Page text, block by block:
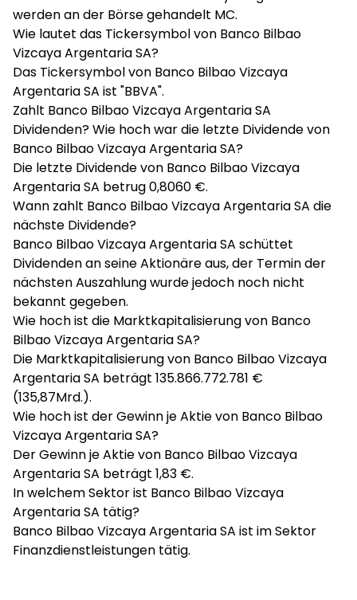
werden an der Börse gehandelt MC.
Wie lautet das Tickersymbol von Banco Bilbao
Vizcaya Argentaria SA?
Das Tickersymbol von Banco Bilbao Vizcaya
Argentaria SA ist "BBVA".
Zahlt Banco Bilbao Vizcaya Argentaria SA
Dividenden? Wie hoch war die letzte Dividende von
Banco Bilbao Vizcaya Argentaria SA?
Die letzte Dividende von Banco Bilbao Vizcaya
Argentaria SA betrug 0,8060 €.
Wann zahlt Banco Bilbao Vizcaya Argentaria SA die
nächste Dividende?
Banco Bilbao Vizcaya Argentaria SA schüttet
Dividenden an seine Aktionäre aus, der Termin der
nächsten Auszahlung wurde jedoch noch nicht
bekannt gegeben.
Wie hoch ist die Marktkapitalisierung von Banco
Bilbao Vizcaya Argentaria SA?
Die Marktkapitalisierung von Banco Bilbao Vizcaya
Argentaria SA beträgt 135.866.772.781 €
(135,87Mrd.).
Wie hoch ist der Gewinn je Aktie von Banco Bilbao
Vizcaya Argentaria SA?
Der Gewinn je Aktie von Banco Bilbao Vizcaya
Argentaria SA beträgt 1,83 €.
In welchem Sektor ist Banco Bilbao Vizcaya
Argentaria SA tätig?
Banco Bilbao Vizcaya Argentaria SA ist im Sektor
Finanzdienstleistungen tätig.